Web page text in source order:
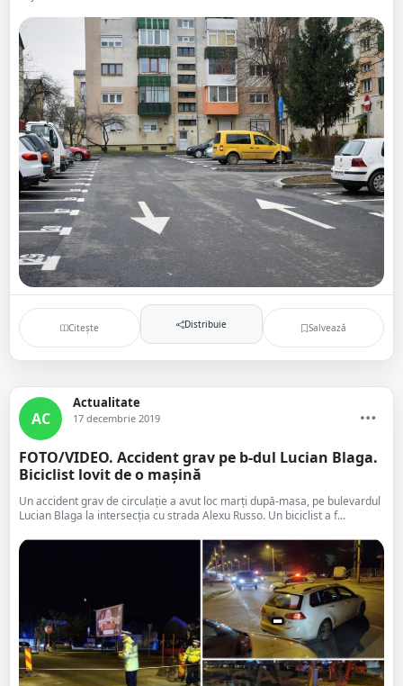
Citește Distribuie Salvează
AC
Actualitate
17 decembrie 2019
FOTO/VIDEO. Accident grav pe b-dul Lucian Blaga.
Biciclist lovit de o mașină
Un accident grav de circulație a avut loc marți după-masa, pe bulevardul
Lucian Blaga la intersecția cu strada Alexu Russo. Un biciclist a f...